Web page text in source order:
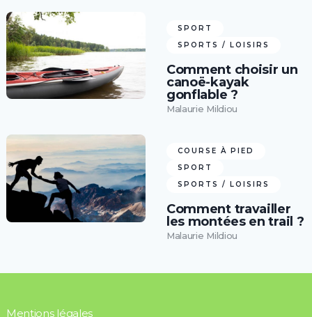
SPORT
SPORTS / LOISIRS
Comment choisir un
canoë-kayak
gonflable ?
Malaurie Mildiou
COURSE À PIED
SPORT
SPORTS / LOISIRS
Comment travailler
les montées en trail ?
Malaurie Mildiou
Mentions légales